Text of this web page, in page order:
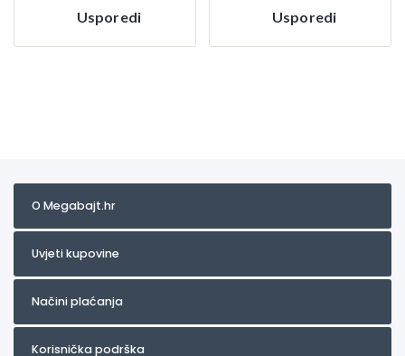
Usporedi Usporedi
O Megabajt.hr
Uvjeti kupovine
Načini plaćanja
Korisnička podrška